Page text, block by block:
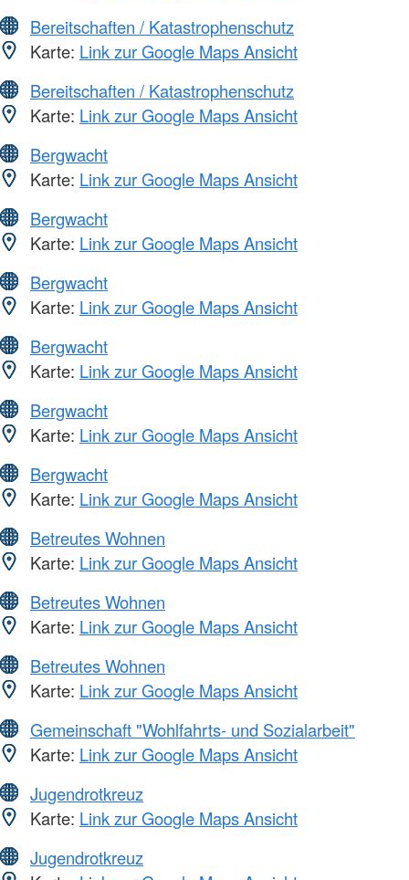
Bereitschaften / Katastrophenschutz
Karte: Link zur Google Maps Ansicht
Bereitschaften / Katastrophenschutz
Karte: Link zur Google Maps Ansicht
Bergwacht
Karte: Link zur Google Maps Ansicht
Bergwacht
Karte: Link zur Google Maps Ansicht
Bergwacht
Karte: Link zur Google Maps Ansicht
Bergwacht
Karte: Link zur Google Maps Ansicht
Bergwacht
Karte: Link zur Google Maps Ansicht
Bergwacht
Karte: Link zur Google Maps Ansicht
Betreutes Wohnen
Karte: Link zur Google Maps Ansicht
Betreutes Wohnen
Karte: Link zur Google Maps Ansicht
Betreutes Wohnen
Karte: Link zur Google Maps Ansicht
Gemeinschaft "Wohlfahrts- und Sozialarbeit"
Karte: Link zur Google Maps Ansicht
Jugendrotkreuz
Karte: Link zur Google Maps Ansicht
Jugendrotkreuz